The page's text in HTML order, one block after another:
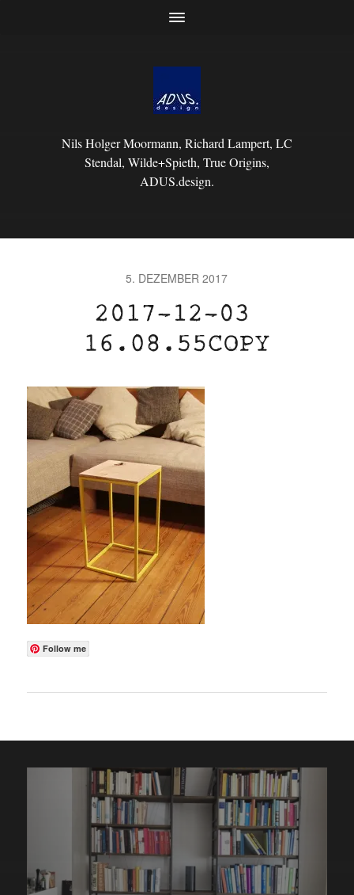
Nils Holger Moormann, Richard Lampert, LC
Stendal, Wilde+Spieth, True Origins,
ADUS.design.
5. DEZEMBER 2017
Follow me